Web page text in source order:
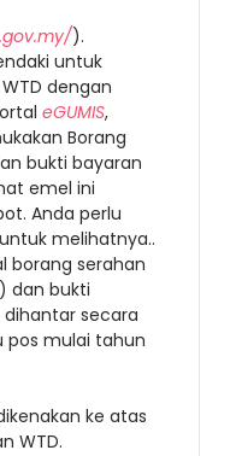
).
untuk
dengan
eGUMIS,
Borang
bukti bayaran
emel ini
Anda perlu
melihatnya..
borang serahan
dan bukti
dihantar secara
pos mulai tahun
ke atas
WTD.